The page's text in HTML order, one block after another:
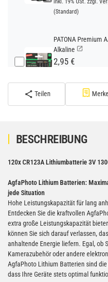
(Standard)
PATONA Premium
Alkaline
2,95 €
(Standard)
2,99 €
gem. SV188 ADR)
Grau Lila
22,95 €
inkl. 19% USt. zzgl.
(Gefahrgut UN3480
gem. SV188 ADR)
Verbatim Cool'n'Go
Teilen
BESCHREIBUNG
120x CR123A Lithiumbatterie 3V
AgfaPhoto Lithium Batterien:
jede Situation
Hohe Leistungskapazität für lang
Entdecken Sie die kraftvollen
extra große Leistungskapazität
können Sie sich darauf verlassen,
anhaltende Energie liefern. Egal, ob
Kamerazubehör oder andere
AgfaPhoto Lithium Batterien sind
dass Ihre Geräte stets optimal